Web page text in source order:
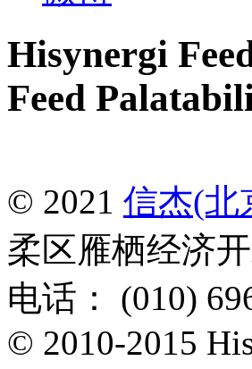
Hisynergi
Feed
© 2021 信杰(北
柔区雁栖经济
电话： (010)
© 2010-2015